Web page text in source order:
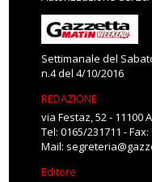
Settimanale del
n.4 del 4/10/2016
REDAZIONE
via Festaz, 52 - 11100
Tel: 0165/231711 -
Mail:
Editore